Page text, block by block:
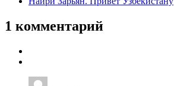
1 комментарий